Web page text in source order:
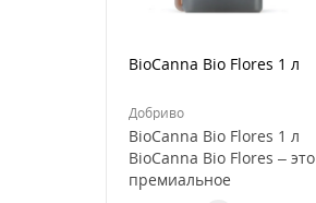
BioCanna Bio Flores 1 л
Добриво
BioCanna Bio Flores 1 л
BioCanna Bio Flores – это
премиальное